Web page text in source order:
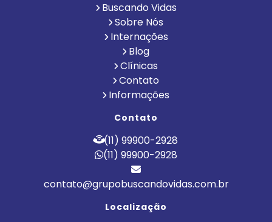
Buscando Vidas
Sobre Nós
Internações
Blog
Clínicas
Contato
Informações
Contato
(11) 99900-2928
(11) 99900-2928
contato@grupobuscandovidas.com.br
Localização